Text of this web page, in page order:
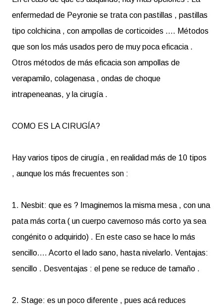
enfermedad de Peyronie se trata con pastillas , pastillas
tipo colchicina , con ampollas de corticoides .... Métodos
que son los más usados pero de muy poca eficacia .
Otros métodos de más eficacia son ampollas de
verapamilo, colagenasa , ondas de choque
intrapeneanas, y la cirugía .
COMO ES LA CIRUGÍA?
Hay varios tipos de cirugía , en realidad más de 10 tipos
, aunque los más frecuentes son :
1. Nesbit: que es ? Imaginemos la misma mesa , con una
pata más corta ( un cuerpo cavernoso más corto ya sea
congénito o adquirido) . En este caso se hace lo más
sencillo.... Acorto el lado sano, hasta nivelarlo. Ventajas:
sencillo . Desventajas : el pene se reduce de tamaño .
2. Stage: es un poco diferente , pues acá reduces